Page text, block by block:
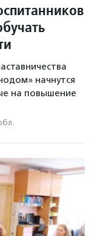
начнутся
на повышение